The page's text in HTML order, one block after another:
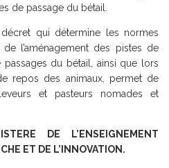
de passage du bétail.
qui détermine les normes
l’aménagement des pistes de
du bétail, ainsi que lors
repos des animaux, permet de
et pasteurs nomades et
DE L’ENSEIGNEMENT
ET DE L’INNOVATION.